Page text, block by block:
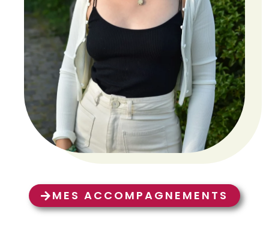
MES ACCOMPAGNEMENTS